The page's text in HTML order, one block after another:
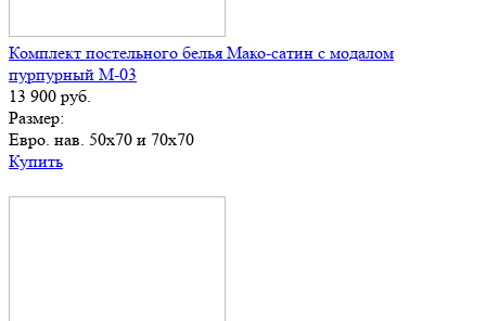
Комплект постельного белья Мако-сатин с модалом
пурпурный М-03
13 900 руб.
Размер:
Евро. нав. 50х70 и 70х70
Купить